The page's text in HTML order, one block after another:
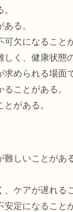
る。
欠になること
く、健康状態
められる場面
ことがある。
がある。
しいことがある
ケアが遅れる
定になること